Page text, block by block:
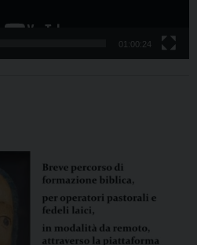
01:00:24